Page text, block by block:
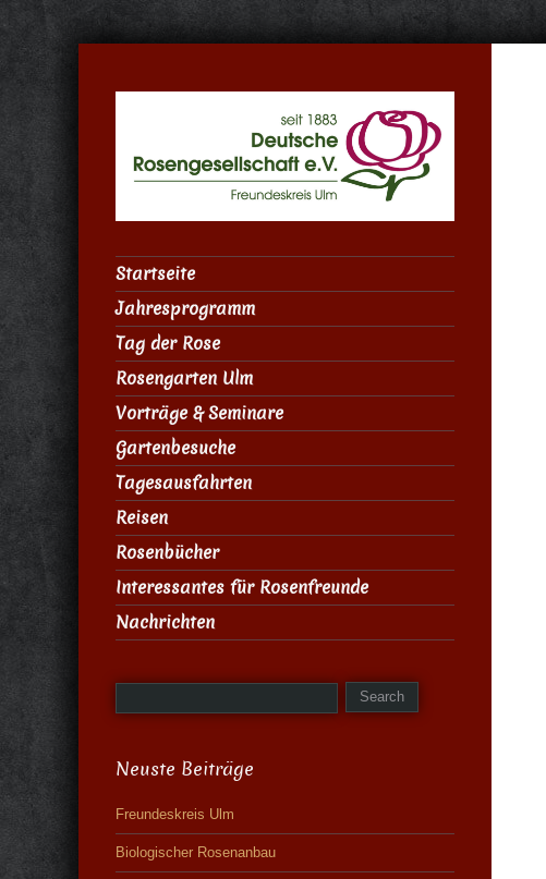
Startseite
Jahresprogramm
Tag der Rose
Rosengarten Ulm
Vorträge & Seminare
Gartenbesuche
Tagesausfahrten
Reisen
Rosenbücher
Interessantes für Rosenfreunde
Nachrichten
Neuste Beiträge
Freundeskreis Ulm
Biologischer Rosenanbau